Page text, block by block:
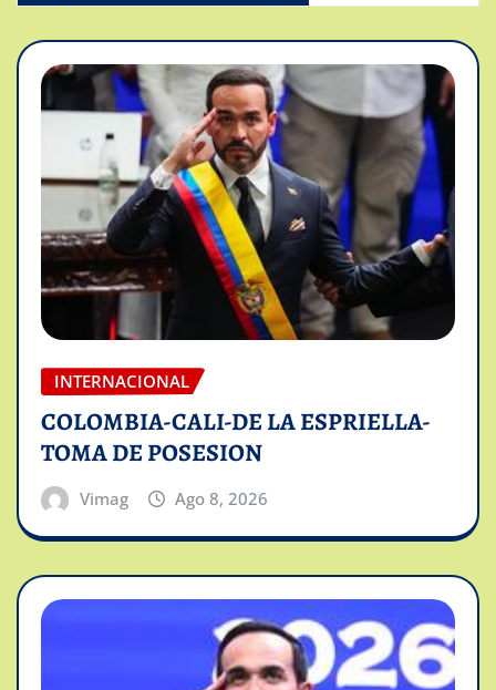
INTERNACIONAL
COLOMBIA-CALI-DE LA ESPRIELLA-
TOMA DE POSESION
Vimag Ago 8, 2026